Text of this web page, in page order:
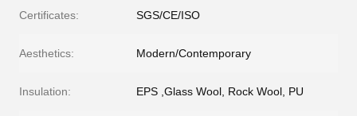
Certificates: SGS/CE/ISO
Aesthetics: Modern/Contemporary
Insulation: EPS ,Glass Wool, Rock Wool, PU